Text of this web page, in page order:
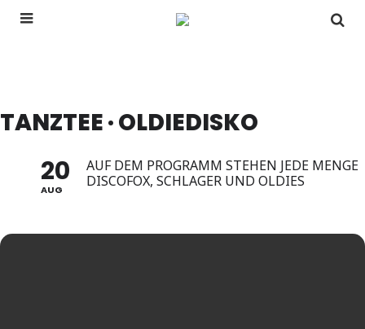
TANZTEE · OLDIEDISKO
20
AUG
AUF DEM PROGRAMM STEHEN JEDE MENGE
DISCOFOX, SCHLAGER UND OLDIES